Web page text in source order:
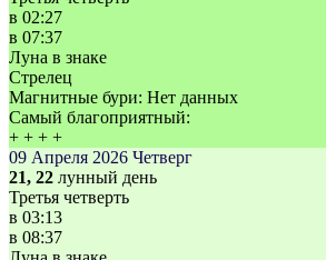
в 02:27
в 07:37
Луна в знаке
Стрелец
Магнитные бури: Нет данных
Самый благоприятный:
+ + + +
09 Апреля 2026 Четверг
21, 22 лунный день
Третья четверть
в 03:13
в 08:37